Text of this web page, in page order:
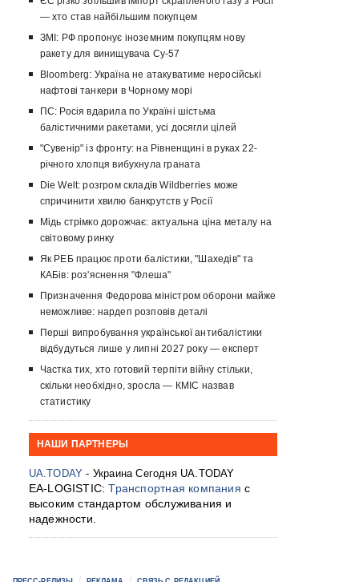
— хто став найбільшим покупцем
ЗМІ: РФ пропонує іноземним покупцям нову
ракету для винищувача Су-57
Bloomberg: Україна не атакуватиме неросійські
нафтові танкери в Чорному морі
ПС: Росія вдарила по Україні шістьма
балістичними ракетами, усі досягли цілей
"Сувенір" із фронту: на Рівненщині в руках 22-
річного хлопця вибухнула граната
Die Welt: розгром складів Wildberries може
спричинити хвилю банкрутств у Росії
Мідь стрімко дорожчає: актуальна ціна металу на
світовому ринку
Як РЕБ працює проти балістики, "Шахедів" та
КАБів: роз'яснення "Флеша"
Призначення Федорова міністром оборони майже
неможливе: нардеп розповів деталі
Перші випробування української антибалістики
відбудуться лише у липні 2027 року — експерт
Частка тих, хто готовий терпіти війну стільки,
скільки необхідно, зросла — КМІС назвав
статистику
НАШИ ПАРТНЕРЫ
UA.TODAY - Украина Сегодня UA.TODAY
EA-LOGISTIC:Транспортная компания с
высоким стандартом обслуживания и
надежности.